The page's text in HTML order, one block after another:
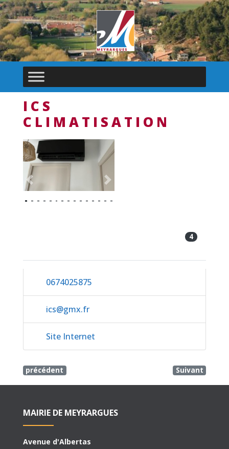
ICS
CLIMATISATION
Previous Next
4
0674025875
ics@gmx.fr
Site Internet
précédent Suivant
MAIRIE DE MEYRARGUES
Avenue d'Albertas